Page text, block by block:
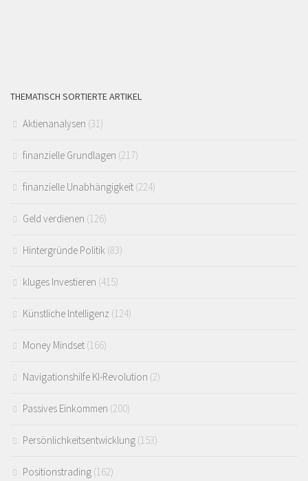
THEMATISCH SORTIERTE ARTIKEL
Aktienanalysen (31)
finanzielle Grundlagen (217)
finanzielle Unabhängigkeit (224)
Geld verdienen (126)
Hintergründe Politik (83)
kluges Investieren (415)
Künstliche Intelligenz (124)
Money Mindset (166)
Navigationshilfe KI-Revolution (2)
Passives Einkommen (200)
Persönlichkeitsentwicklung (153)
Positionstrading (162)